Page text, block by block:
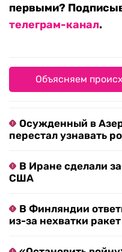
первыми?
телеграм-канал.
Объясняем
Осужденный в
перестал узнавать
В Иране сделали
США
В Финляндии
из-за нехватки